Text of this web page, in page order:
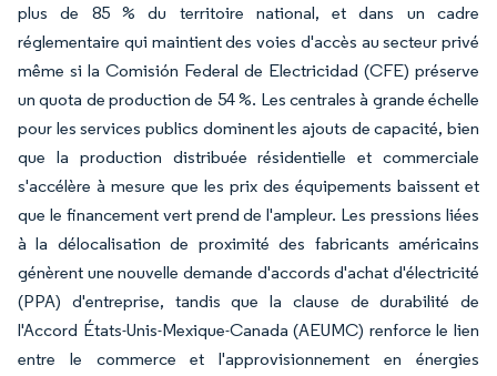
plus de 85 % du territoire national, et dans un cadre
réglementaire qui maintient des voies d'accès au secteur privé
même si la Comisión Federal de Electricidad (CFE) préserve
un quota de production de 54 %. Les centrales à grande échelle
pour les services publics dominent les ajouts de capacité, bien
que la production distribuée résidentielle et commerciale
s'accélère à mesure que les prix des équipements baissent et
que le financement vert prend de l'ampleur. Les pressions liées
à la délocalisation de proximité des fabricants américains
génèrent une nouvelle demande d'accords d'achat d'électricité
(PPA) d'entreprise, tandis que la clause de durabilité de
l'Accord États-Unis-Mexique-Canada (AEUMC) renforce le lien
entre le commerce et l'approvisionnement en énergies